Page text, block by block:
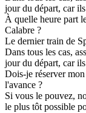
jour du départ, car
À quelle heure part
Calabre ?
Le dernier train de
Dans tous les cas,
jour du départ, car
Dois-je réserver
l'avance ?
Si vous le pouvez,
le plus tôt possible